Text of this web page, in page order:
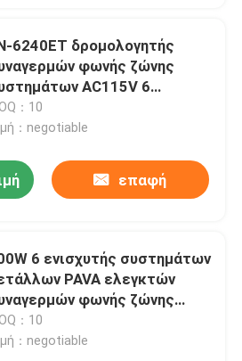
6240ET δρομολογητής
φωνής ζώνης
AC115V 6
φωνής
：10
：negotiable
επαφή
6 ενισχυτής συστημάτων
PAVA ελεγκτών
φωνής ζώνης
：10
：negotiable